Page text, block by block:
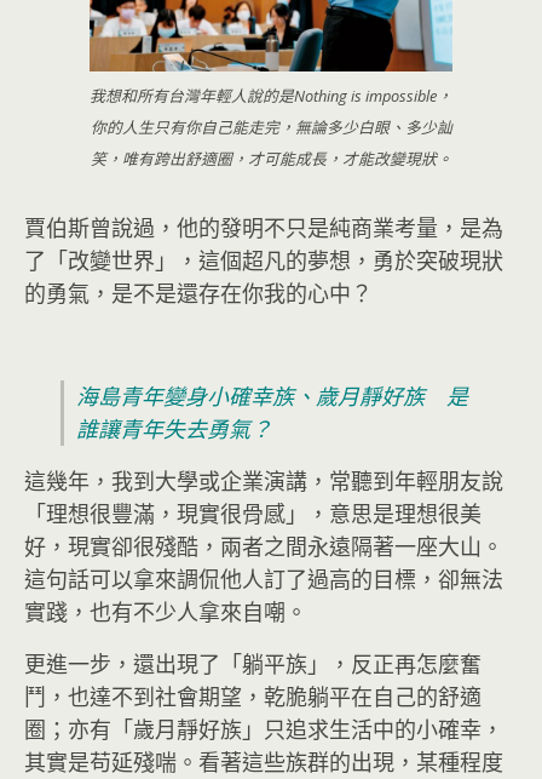
我想和所有台灣年輕人說的是Nothing is impossible，
你的人生只有你自己能走完，無論多少白眼、多少訕
笑，唯有跨出舒適圈，才可能成長，才能改變現狀。
賈伯斯曾說過，他的發明不只是純商業考量，是為
了「改變世界」，這個超凡的夢想，勇於突破現狀
的勇氣，是不是還存在你我的心中？
海島青年變身小確幸族、歲月靜好族 是
誰讓青年失去勇氣？
這幾年，我到大學或企業演講，常聽到年輕朋友說
「理想很豐滿，現實很骨感」，意思是理想很美
好，現實卻很殘酷，兩者之間永遠隔著一座大山。
這句話可以拿來調侃他人訂了過高的目標，卻無法
實踐，也有不少人拿來自嘲。
更進一步，還出現了「躺平族」，反正再怎麼奮
鬥，也達不到社會期望，乾脆躺平在自己的舒適
圈；亦有「歲月靜好族」只追求生活中的小確幸，
其實是苟延殘喘。看著這些族群的出現，某種程度